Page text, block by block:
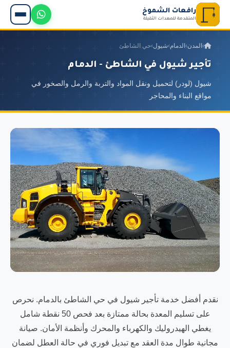
رافعات الشموخ
المتقدمة للمعدات الثقيلة
› المدن› الدمام›شيول›حي الشاطئ
تأجير شيول في الشاطئ - الدمام
شيول (لودر) لتحميل ونقل المواد والتربة والرمل والصخور في
مواقع البناء والمحاجر
نقدم أفضل خدمة تأجير شيول في حي الشاطئ بالدمام. نحرص
على تسليم المعدة بحالة ممتازة بعد فحص 50 نقطة شامل
يغطي الهيدروليك والكهرباء والمحرك وأنظمة الأمان. صيانة
مجانية طوال مدة العقد مع تبديل فوري في حالة العطل لضمان